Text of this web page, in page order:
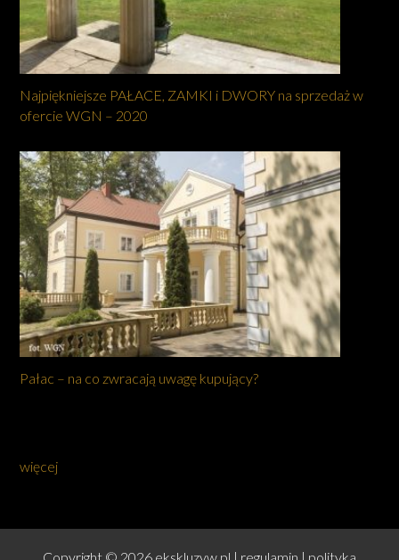
Najpiękniejsze PAŁACE, ZAMKI i DWORY na sprzedaż w
ofercie WGN – 2020
Pałac – na co zwracają uwagę kupujący?
więcej